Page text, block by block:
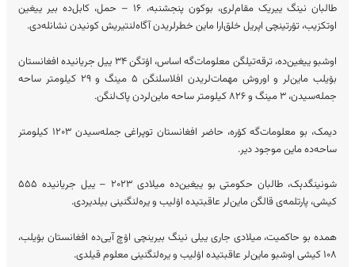
طالبان نینگ ییریک مقام‌لری، بوکون پنجشنبه، ۱۶ – حمل، کابل‌ده بیر ییغین
اوتکزیب، تۉرتینچی اپریل خلق‌ارا ماین‌ خطرلریدن آگاه‌لنتیریش کونیدن نشانله‌دی.
اوشبو ییغین‌ده، ترقه‌تیلگن معلومات‌گه اساس، اۉتگن ۳۴ ییل جریانیده افغانستان
بۉیلب ماین‌لر و اوروش مهمات‌لریدن افلاسلنگن ۵ مینگ و ۲۹ کیلومتر ساحه
جمله‌سیدن، ۳ مینگ و ۸۲۶ کیلومتر ساحه ماین‌لردن پاک‌لنگن.
دیمک، بو معلومات‌گه کۉره، حاضر افغانستان توپراغی جمله‌سیدن ۱۲۰۳ کیلومتر
ساحه‌ده ماین موجود دیر.
شونینگدېک، طالبان حکومتی بو ییغین‌ده میلادی ۲۰۲۳ – ییل جریانیده ۵۵۵
کیشی، پارتلمه‌ی قالگن ماین‌لر عاقبتیده اۉلیب و یره‌لنگنینی بیلدیردی.
همده بو حاکمیت، میلادی جاری ییلی نینگ بیرینچی اۉچ آیی‌ده افغانستان بۉیلب،
۱۰۸ کیشی اوشبو ماین‌لر عاقبتیده اۉلیب و یره‌لنگنینی معلوم قیلدی.